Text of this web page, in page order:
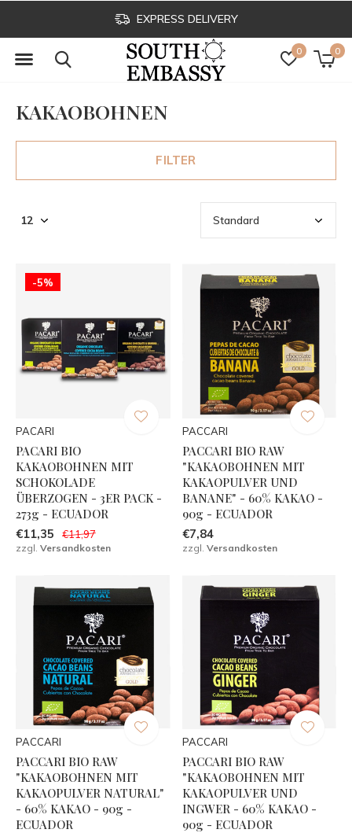
0 0
EXPRESS DELIVERY
KAKAOBOHNEN
FILTER
-5%
PACARI
PACARI BIO
KAKAOBOHNEN MIT
SCHOKOLADE
ÜBERZOGEN - 3ER PACK -
273g - ECUADOR
€11,35 €11,97
zzgl. Versandkosten
PACCARI
PACCARI BIO RAW
"KAKAOBOHNEN MIT
KAKAOPULVER UND
BANANE" - 60% KAKAO -
90g - ECUADOR
€7,84
zzgl. Versandkosten
PACCARI
PACCARI BIO RAW
"KAKAOBOHNEN MIT
KAKAOPULVER NATURAL"
- 60% KAKAO - 90g -
ECUADOR
PACCARI
PACCARI BIO RAW
"KAKAOBOHNEN MIT
KAKAOPULVER UND
INGWER - 60% KAKAO -
90g - ECUADOR